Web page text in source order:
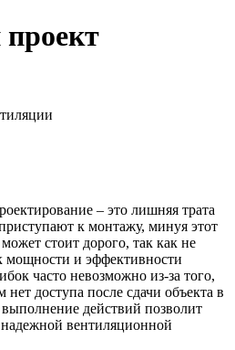
– это лишняя трата
к монтажу, минуя этот
стоит дорого, так как не
мощности и эффективности
часто невозможно из-за того,
доступа после сдачи объекта в
действий позволит
надежной вентиляционной